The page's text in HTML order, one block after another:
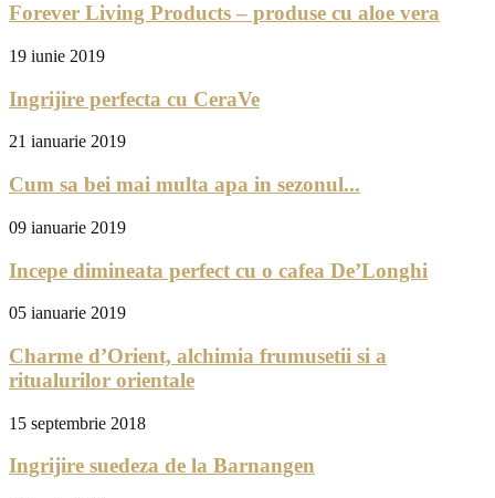
Forever Living Products – produse cu aloe vera
19 iunie 2019
Ingrijire perfecta cu CeraVe
21 ianuarie 2019
Cum sa bei mai multa apa in sezonul...
09 ianuarie 2019
Incepe dimineata perfect cu o cafea De’Longhi
05 ianuarie 2019
Charme d’Orient, alchimia frumusetii si a
ritualurilor orientale
15 septembrie 2018
Ingrijire suedeza de la Barnangen